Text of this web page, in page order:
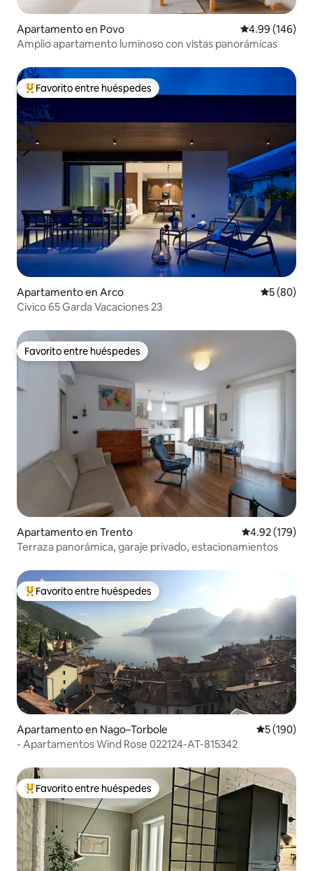
Apartamento en Povo Calificación
4.99 (146)
Amplio apartamento luminoso con vistas panorámicas
Favorito entre huéspedes preferido
Favorito entre huéspedes
Apartamento en Arco
5 (80)
Civico 65 Garda Vacaciones 23
Favorito entre huéspedes
Favorito entre huéspedes
Apartamento en Trento Calificación
4.92 (179)
Terraza panorámica, garaje privado, estacionamientos
Favorito entre huéspedes preferido
Favorito entre huéspedes
Apartamento en Nago–Torbole
5 (190)
- Apartamentos Wind Rose 022124-AT-815342
Favorito entre huéspedes preferido
Favorito entre huéspedes